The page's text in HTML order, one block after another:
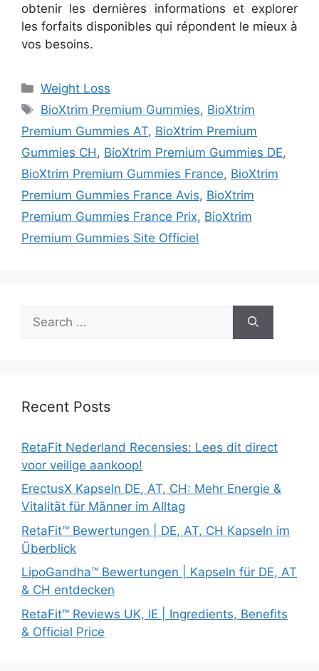
obtenir les dernières informations et explorer
les forfaits disponibles qui répondent le mieux à
vos besoins.
Categories
Weight Loss
Tags
BioXtrim Premium Gummies, BioXtrim
Premium Gummies AT, BioXtrim Premium
Gummies CH , BioXtrim Premium Gummies DE,
BioXtrim Premium Gummies France, BioXtrim
Premium Gummies France Avis, BioXtrim
Premium Gummies France Prix, BioXtrim
Premium Gummies Site Officiel
for:
Recent Posts
RetaFit Nederland Recensies: Lees dit direct
voor veilige aankoop!
ErectusX Kapseln DE, AT, CH: Mehr Energie &
Vitalität für Männer im Alltag
RetaFit™ Bewertungen | DE, AT, CH Kapseln im
Überblick
LipoGandha™ Bewertungen | Kapseln für DE, AT
& CH entdecken
RetaFit™ Reviews UK, IE | Ingredients, Benefits
& Official Price